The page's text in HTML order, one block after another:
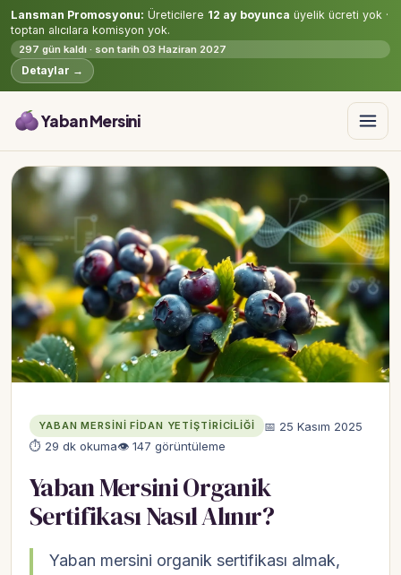
Lansman Promosyonu: Üreticilere 12 ay boyunca üyelik ücreti yok ·
toptan alıcılara komisyon yok.
297 gün kaldı · son tarih 03 Haziran 2027
Detaylar →
Yaban Mersini
YABAN MERSINI FIDAN YETIŞTIRICILIĞI
📅 25 Kasım 2025
⏱ 29 dk okuma👁 147 görüntüleme
Yaban Mersini Organik
Sertifikası Nasıl Alınır?
Yaban mersini organik sertifikası almak,